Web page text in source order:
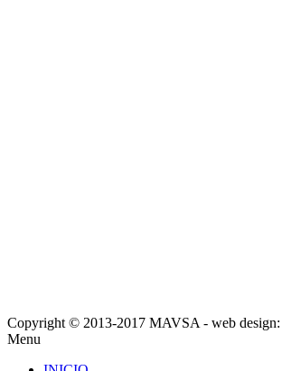
Copyright © 2013-2017 MAVSA - web
Menu